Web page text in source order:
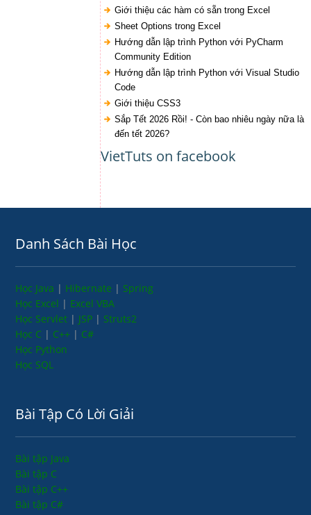
Giới thiệu các hàm có sẵn trong Excel
Sheet Options trong Excel
Hướng dẫn lập trình Python với PyCharm
Community Edition
Hướng dẫn lập trình Python với Visual Studio
Code
Giới thiệu CSS3
Sắp Tết 2026 Rồi! - Còn bao nhiêu ngày nữa là
đến tết 2026?
VietTuts on facebook
Danh Sách Bài Học
Học Java | Hibernate | Spring
Học Excel | Excel VBA
Học Servlet | JSP | Struts2
Học C | C++ | C#
Học Python
Học SQL
Bài Tập Có Lời Giải
Bài tập Java
Bài tập C
Bài tập C++
Bài tập C#